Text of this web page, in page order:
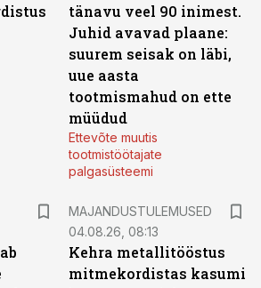
tänavu veel 90 inimest.
Juhid avavad plaane:
suurem seisak on läbi,
uue aasta
tootmismahud on ette
müüdud
Ettevõte muutis
tootmistöötajate
palgasüsteemi
MAJANDUSTULEMUSED
04.08.26, 08:13
Kehra metallitööstus
mitmekordistas kasumi